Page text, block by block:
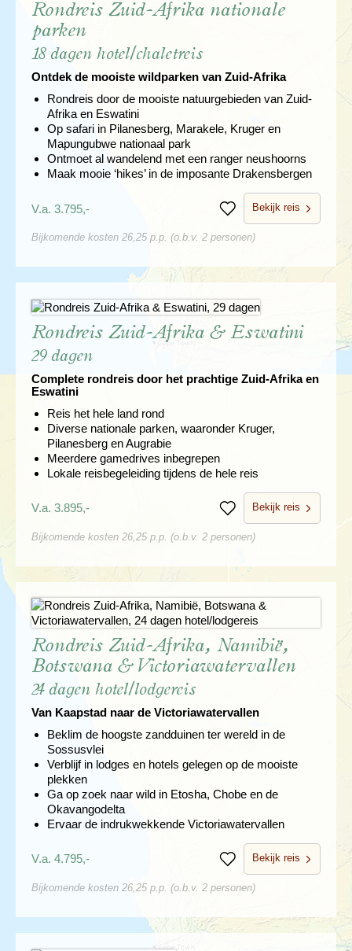
Rondreis Zuid-Afrika nationale
parken
18 dagen hotel/chaletreis
Ontdek de mooiste wildparken van Zuid-Afrika
Rondreis door de mooiste natuurgebieden van Zuid-
Afrika en Eswatini
Op safari in Pilanesberg, Marakele, Kruger en
Mapungubwe nationaal park
Ontmoet al wandelend met een ranger neushoorns
Maak mooie ‘hikes’ in de imposante Drakensbergen
V.a. 3.795,- BewarenBekijk reis
Bijkomende kosten 26,25 p.p. (o.b.v. 2 personen)
Rondreis Zuid-Afrika & Eswatini
29 dagen
Complete rondreis door het prachtige Zuid-Afrika en
Eswatini
Reis het hele land rond
Diverse nationale parken, waaronder Kruger,
Pilanesberg en Augrabie
Meerdere gamedrives inbegrepen
Lokale reisbegeleiding tijdens de hele reis
V.a. 3.895,- BewarenBekijk reis
Bijkomende kosten 26,25 p.p. (o.b.v. 2 personen)
Rondreis Zuid-Afrika, Namibië,
Botswana & Victoriawatervallen
24 dagen hotel/lodgereis
Van Kaapstad naar de Victoriawatervallen
Beklim de hoogste zandduinen ter wereld in de
Sossusvlei
Verblijf in lodges en hotels gelegen op de mooiste
plekken
Ga op zoek naar wild in Etosha, Chobe en de
Okavangodelta
Ervaar de indrukwekkende Victoriawatervallen
V.a. 4.795,- BewarenBekijk reis
Bijkomende kosten 26,25 p.p. (o.b.v. 2 personen)